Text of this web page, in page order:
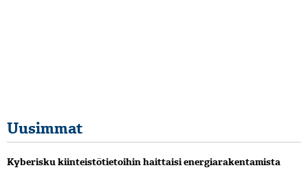
Uusimmat
Kyberisku kiinteistötietoihin haittaisi energiarakentamista